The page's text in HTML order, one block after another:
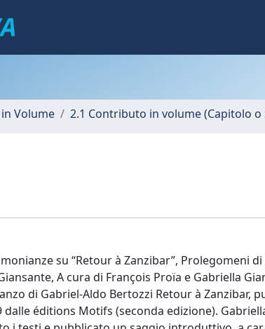
Volume 2.1 Contributo in volume (Capitolo o
su “Retour à Zanzibar”, Prolegomeni
A cura di François Proïa e Gabriella
di Gabriel-Aldo Bertozzi Retour à Zanzibar,
éditions Motifs (seconda edizione).